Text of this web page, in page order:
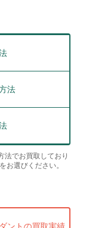
法
法でお買取しており
お選びください。
ントの買取実績